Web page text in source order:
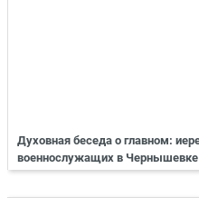
Духовная беседа о главном:
военнослужащих в Чернышевке